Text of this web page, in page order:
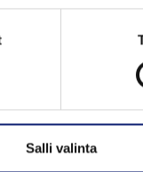
Salli valinta
Bilia Kaivoksela